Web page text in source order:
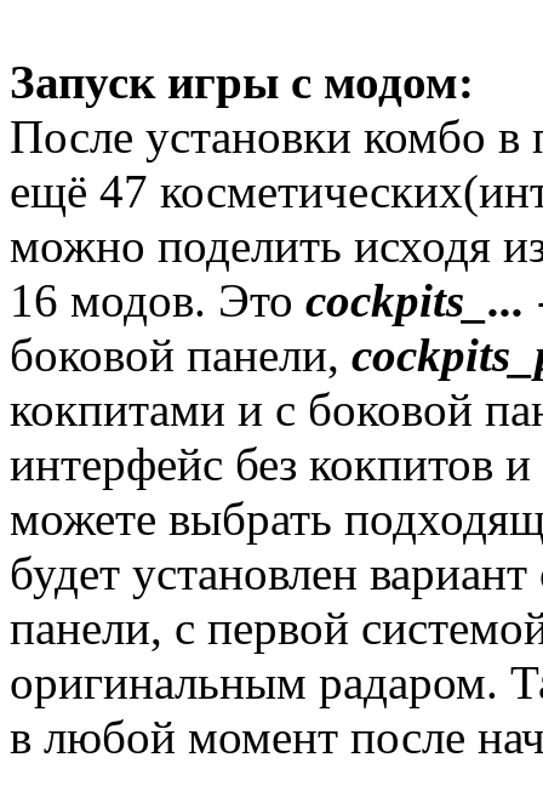
Запуск игры с модом:
После установки комбо в
ещё 47
можно поделить исходя
16 модов. Это cockpits_...
боковой панели,
кокпитами и с боковой
интерфейс без кокпитов
можете выбрать
будет установлен
панели, с первой
оригинальным радаром.
в любой момент после